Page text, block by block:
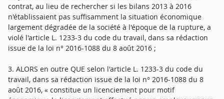
contrat, au lieu de rechercher si les bilans 2013 à 2016
n'établissaient pas suffisamment la situation économique
largement dégradée de la société à l'époque de la rupture, a
violé l'article L. 1233-3 du code du travail, dans sa rédaction
issue de la loi n° 2016-1088 du 8 août 2016 ;
3. ALORS en outre QUE selon l'article L. 1233-3 du code du
travail, dans sa rédaction issue de la loi n° 2016-1088 du 8
août 2016, « constitue un licenciement pour motif